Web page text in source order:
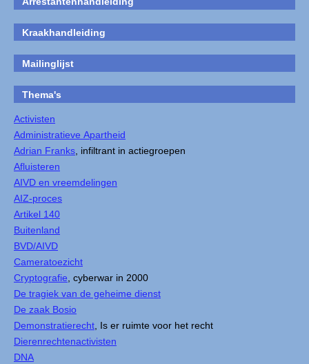
Kraakhandleiding
Mailinglijst
Thema's
Activisten
Administratieve Apartheid
Adrian Franks , infiltrant in actiegroepen
Afluisteren
AIVD en vreemdelingen
AIZ-proces
Artikel 140
Buitenland
BVD/AIVD
Cameratoezicht
Cryptografie , cyberwar in 2000
De tragiek van de geheime dienst
De zaak Bosio
Demonstratierecht , Is er ruimte voor het recht
Dierenrechtenactivisten
DNA